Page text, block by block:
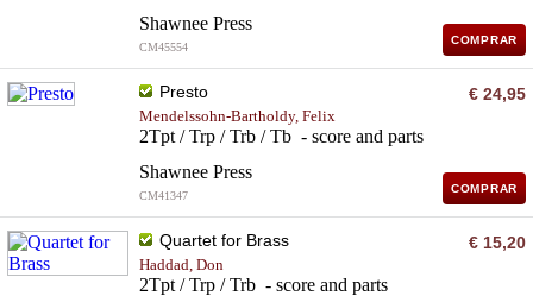
Shawnee Press
CM45554
COMPRAR
Presto
Mendelssohn-Bartholdy, Felix
2Tpt / Trp / Trb / Tb - score and parts
Shawnee Press
CM41347
€ 24,95
COMPRAR
Quartet for Brass
Haddad, Don
2Tpt / Trp / Trb - score and parts
€ 15,20